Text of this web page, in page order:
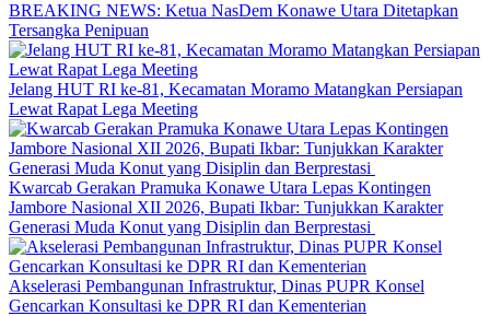
BREAKING NEWS: Ketua NasDem Konawe Utara Ditetapkan
Tersangka Penipuan
‎Jelang HUT RI ke-81, Kecamatan Moramo Matangkan Persiapan
Lewat Rapat Lega Meeting
‎Kwarcab Gerakan Pramuka Konawe Utara Lepas Kontingen
Jambore Nasional XII 2026, Bupati Ikbar: Tunjukkan Karakter
Generasi Muda Konut yang Disiplin dan Berprestasi ‎
Akselerasi Pembangunan Infrastruktur, Dinas PUPR Konsel
Gencarkan Konsultasi ke DPR RI dan Kementerian